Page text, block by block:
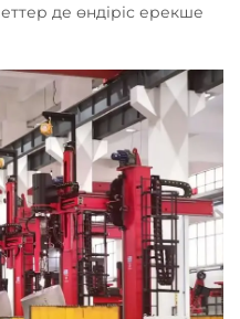
де өндіріс ерекше